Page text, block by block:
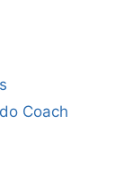
Coach